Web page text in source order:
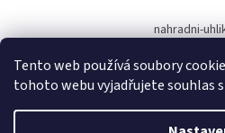
Tento web používá soubory
tohoto webu vyjadřujete souhlas
nahradni-